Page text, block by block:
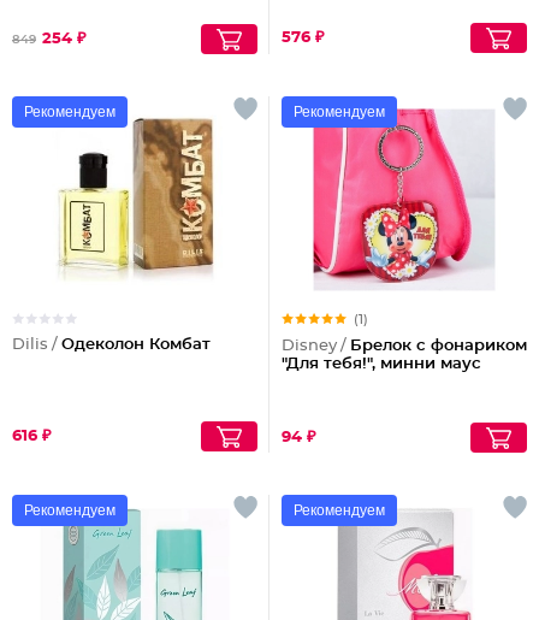
849 254 ₽ 576 ₽
Рекомендуем
Dilis / Одеколон Комбат
616 ₽
Рекомендуем
(1)
Disney / Брелок с фонариком
"Для тебя!", минни маус
94 ₽
Рекомендуем Рекомендуем